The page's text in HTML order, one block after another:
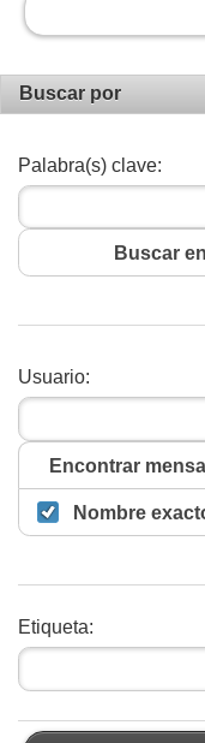
Buscar por
Palabra(s) clave:
Buscar
Usuario:
Encontrar
Nombre
Etiqueta: